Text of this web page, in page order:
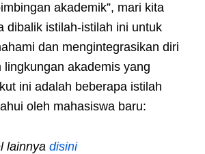
akademik”, mari kita
dibalik istilah-istilah ini untuk
dan mengintegrasikan diri
lingkungan akademis yang
ini adalah beberapa istilah
oleh mahasiswa baru:
lainnya disini